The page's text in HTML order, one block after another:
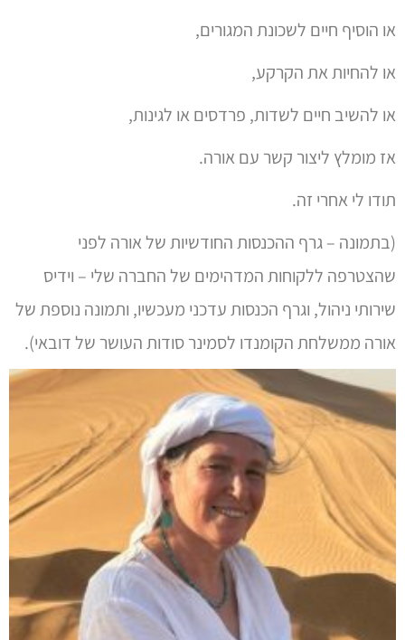
או הוסיף חיים לשכונת המגורים,
או להחיות את הקרקע,
או להשיב חיים לשדות, פרדסים או לגינות,
אז מומלץ ליצור קשר עם אורה.
תודו לי אחרי זה.
(בתמונה – גרף ההכנסות החודשיות של אורה לפני
שהצטרפה ללקוחות המדהימים של החברה שלי – וידיס
שירותי ניהול, וגרף הכנסות עדכני מעכשיו, ותמונה נוספת של
אורה ממשלחת הקומנדו לסמינר סודות העושר של דובאי).